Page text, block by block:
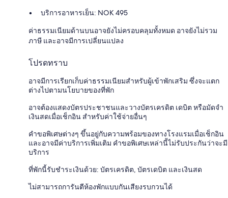
บริการอาหารเย็น: NOK 495
ค่าธรรมเนียมด้านบนอาจยังไม่ครอบคลุมทั้งหมด อาจยังไม่รวม
ภาษี และอาจมีการเปลี่ยนแปลง
โปรดทราบ
อาจมีการเรียกเก็บค่าธรรมเนียมสำหรับผู้เข้าพักเสริม ซึ่งจะแตก
ต่างไปตามนโยบายของที่พัก
อาจต้องแสดงบัตรประชาชนและวางบัตรเครดิต เดบิต หรือมัดจำ
เงินสดเมื่อเช็กอิน สำหรับค่าใช้จ่ายอื่นๆ
คำขอพิเศษต่างๆ ขึ้นอยู่กับความพร้อมของทางโรงแรมเมื่อเช็กอิน
และอาจมีค่าบริการเพิ่มเติม คำขอพิเศษเหล่านี้ไม่รับประกันว่าจะมี
บริการ
ที่พักนี้รับชำระเงินด้วย: บัตรเครดิต, บัตรเดบิต และเงินสด
ไม่สามารถการันตีห้องพักแบบกันเสียงรบกวนได้